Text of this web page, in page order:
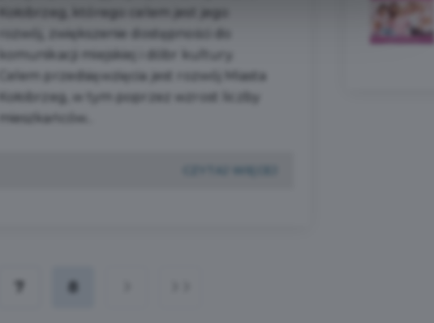
zwiększenie dostępności do
miejskiej i dóbr kultury.
przedsięwzięcia jest rozwój Miasta
w tym poprzez wzrost liczby
7 8